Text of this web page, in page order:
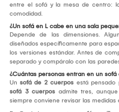
entre el sofá y la mesa de centro:
comodidad.
¿Un sofá en L cabe en una sala
Depende de las dimensiones.
diseñados específicamente para
los versiones estándar. Antes de
separado y compáralo con las
¿Cuántas personas entran en un
Un sofá de 2 cuerpos está pensado
sofá 3 cuerpos admite tres,
siempre conviene revisar las medidas